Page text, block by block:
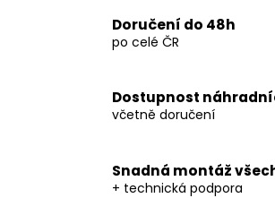
Doručení do 48h
po celé ČR
Dostupnost
včetně doručení
Snadná montáž
+ technická podpora